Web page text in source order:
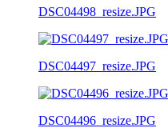
DSC04498_resize.JPG
DSC04497_resize.JPG
DSC04496_resize.JPG